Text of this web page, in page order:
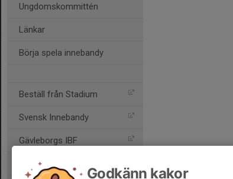
Ungdomskommittén
Länkar
Börja spela innebandy
Beställ från Stadium
Svensk Innebandy
Gävleborgs IBF
IdrottOnline
Godkänn kakor